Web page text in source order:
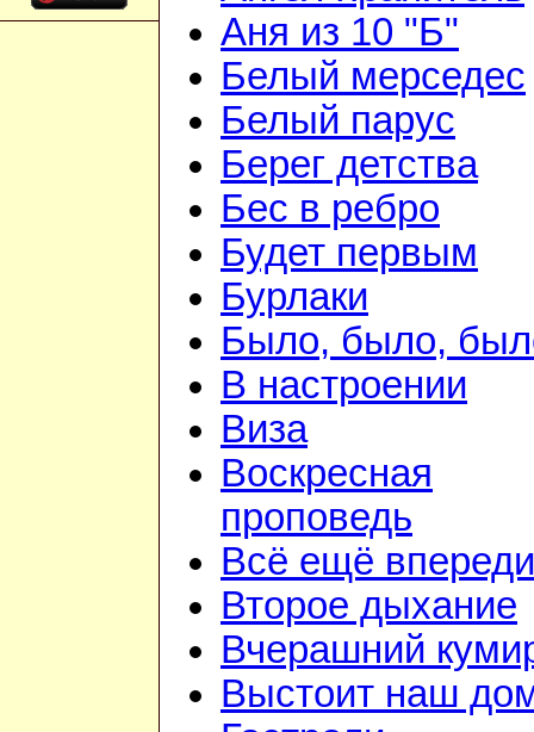
Аня из 10 "Б"
Белый мерседес
Белый парус
Берег детства
Бес в ребро
Будет первым
Бурлаки
Было, было,
В настроении
Виза
Воскресная
проповедь
Всё ещё впереди
Второе дыхание
Вчерашний
Выстоит наш